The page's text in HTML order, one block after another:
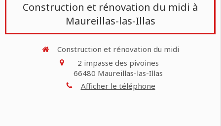
Construction et rénovation du midi à
Maureillas-las-Illas
Construction et rénovation du midi
2 impasse des pivoines
66480 Maureillas-las-Illas
Afficher le téléphone